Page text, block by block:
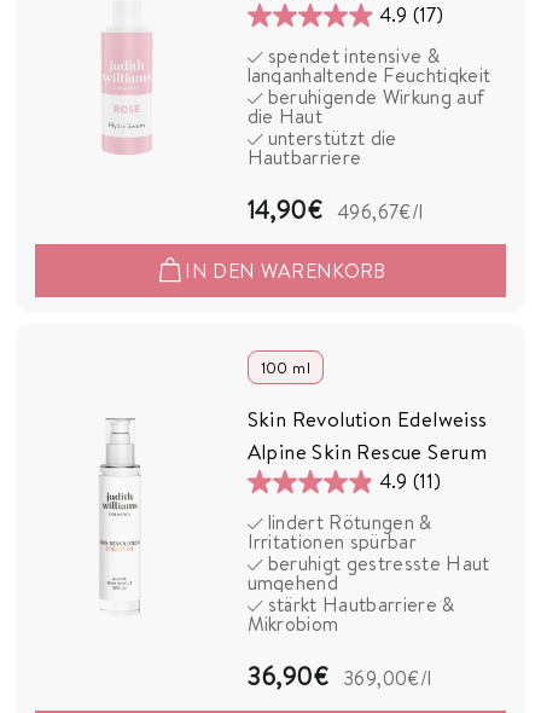
4.9 (17)
4.9
von
5
Sternen.
17
spendet intensive &
langanhaltende Feuchtigkeit
beruhigende Wirkung auf
die Haut
unterstützt die
Hautbarriere
14,90€1
4
,
0
496,67€/l
IN DEN WARENKORB
100 ml
Skin Revolution Edelweiss
Alpine Skin Rescue Serum
4.9 (11)
4.9
von
5
Sternen.
11
lindert Rötungen &
Irritationen spürbar
beruhigt gestresste Haut
umgehend
stärkt Hautbarriere &
Mikrobiom
36,90€3 369,00€/l